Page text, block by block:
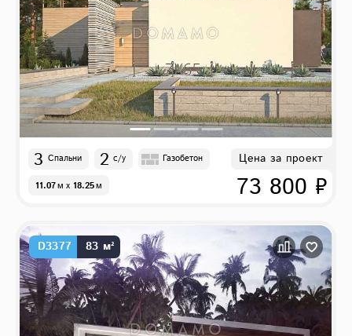
3 Спальни 2 с/у Газобетон
11.07м x 18.25м
Цена за проект
73 800 ₽
D3377 83 м²